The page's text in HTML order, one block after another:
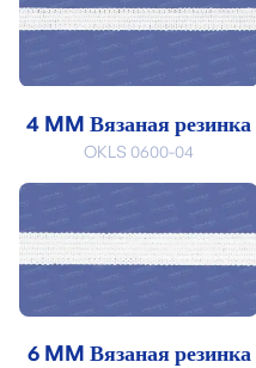
4 MM Вязаная резинка
OKLS 0600-04
6 MM Вязаная резинка